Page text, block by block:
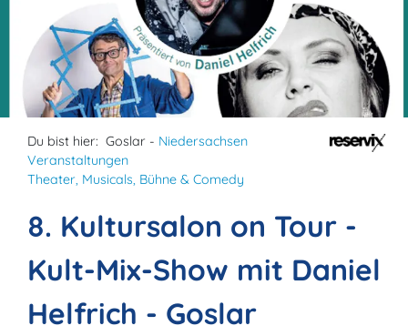
Du bist hier: Goslar - Niedersachsen
Veranstaltungen
Theater, Musicals, Bühne & Comedy
8. Kultursalon on Tour -
Kult-Mix-Show mit Daniel
Helfrich - Goslar